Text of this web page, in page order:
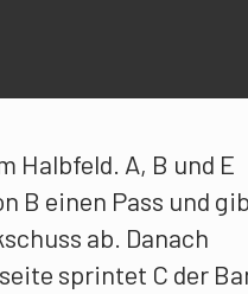
Halbfeld. A, B und E
B einen Pass und
ab. Danach
sprintet C der